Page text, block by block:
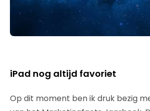
iPad nog altijd favoriet
Op dit moment ben ik druk bezig